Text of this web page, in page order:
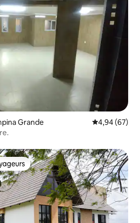
Grande Évaluation
4,94 (67)
les plus appréciés